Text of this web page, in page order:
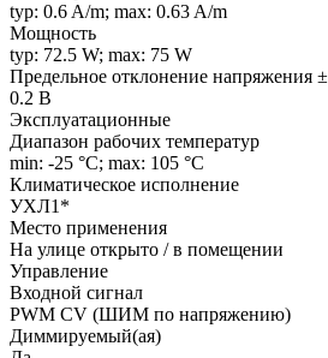
typ: 0.6 A/m; max: 0.63 A/m
Мощность
typ: 72.5 W; max: 75 W
Предельное отклонение напряжения ±
0.2 В
Эксплуатационные
Диапазон рабочих температур
min: -25 °C; max: 105 °C
Климатическое исполнение
УХЛ1*
Место применения
На улице открыто / в помещении
Управление
Входной сигнал
PWM СV (ШИМ по напряжению)
Диммируемый(ая)